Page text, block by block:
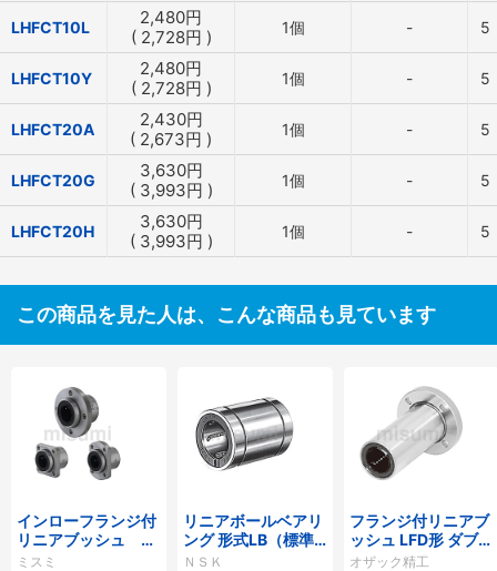
LHFCT10L 2,480円
( 2,728円 ) 1個 - 5
LHFCT10Y 2,480円
( 2,728円 ) 1個 - 5
LHFCT20A 2,430円
( 2,673円 ) 1個 - 5
LHFCT20G 3,630円
( 3,993円 ) 1個 - 5
LHFCT20H 3,630円
( 3,993円 ) 1個 - 5
この商品を見た人は、こんな商品も見ています
インローフランジ付
リニアブッシュ シ
ョートタイプ
ミスミ
リニアボールベアリ
ング 形式LB（標準
形）シールなし
ＮＳＫ
フランジ付リニアブ
ッシュ LFD形 ダブル
丸形フランジ
オザック精工